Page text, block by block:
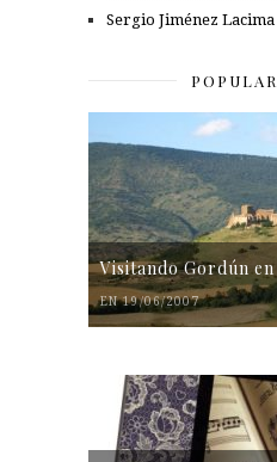
Sergio Jiménez Lacima
Visitando Gordún
EN 19/06/2007